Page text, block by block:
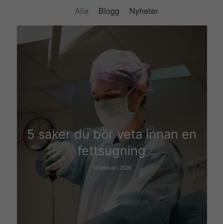
Alla Blogg Nyheter
5 saker du bör veta innan en
fettsugning
19 februari 2026